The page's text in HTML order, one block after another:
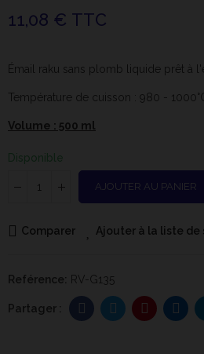
11,08 € TTC
Émail raku sans plomb liquide prêt à
Température de cuisson : 980 -
Volume : 500 ml
Disponible
AJOUTER AU PANIER
Comparer Ajouter à la liste de
Reférence: RV-G135